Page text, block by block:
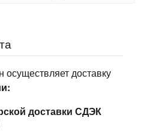
доставку
доставки СДЭК